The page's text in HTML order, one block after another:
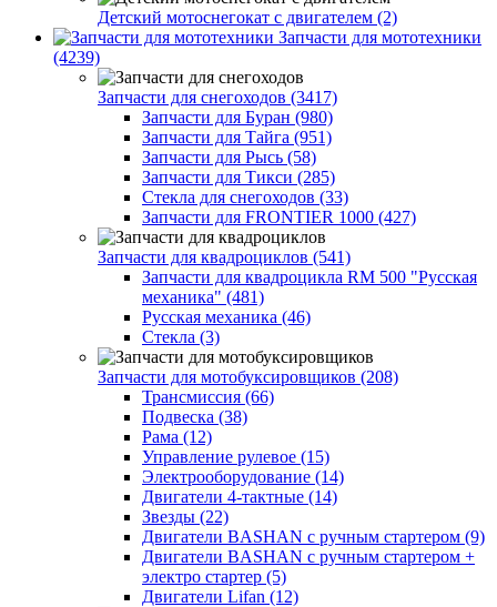
Детский мотоснегокат с двигателем (2)
Запчасти для мототехники
(4239)
Запчасти для снегоходов (3417)
Запчасти для Буран (980)
Запчасти для Тайга (951)
Запчасти для Рысь (58)
Запчасти для Тикси (285)
Стекла для снегоходов (33)
Запчасти для FRONTIER 1000 (427)
Запчасти для квадроциклов (541)
Запчасти для квадроцикла RM 500 "Русская
механика" (481)
Русская механика (46)
Стекла (3)
Запчасти для мотобуксировщиков (208)
Трансмиссия (66)
Подвеска (38)
Рама (12)
Управление рулевое (15)
Электрооборудование (14)
Двигатели 4-тактные (14)
Звезды (22)
Двигатели BASHAN с ручным стартером (9)
Двигатели BASHAN с ручным стартером +
электро стартер (5)
Двигатели Lifan (12)